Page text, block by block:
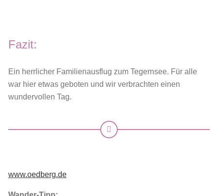
Fazit:
Ein herrlicher Familienausflug zum Tegernsee. Für alle
war hier etwas geboten und wir verbrachten einen
wundervollen Tag.
www.oedberg.de